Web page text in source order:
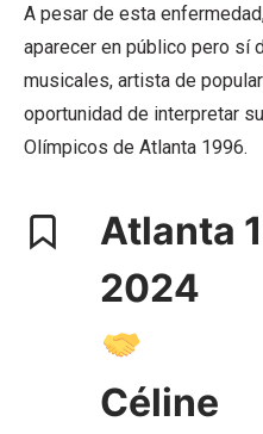
A pesar de esta
aparecer en público pero sí
musicales, artista de
oportunidad de interpretar
Olímpicos de Atlanta 1996.
Atlanta
2024
Céline